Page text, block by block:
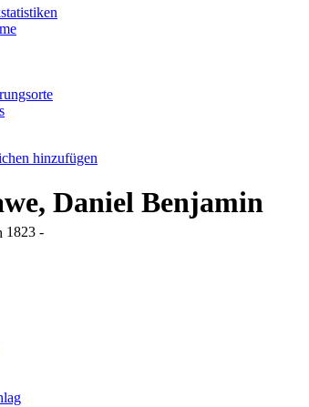
hinzufügen
Daniel Benjamin
1823 -